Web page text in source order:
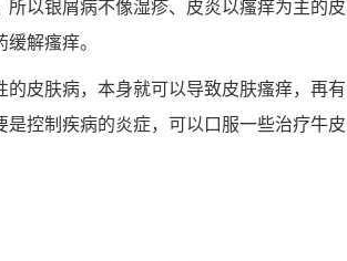
以银屑病不像湿疹、皮炎以瘙痒为主的皮
解瘙痒。
皮肤病，本身就可以导致皮肤瘙痒，再有
控制疾病的炎症，可以口服一些治疗牛皮